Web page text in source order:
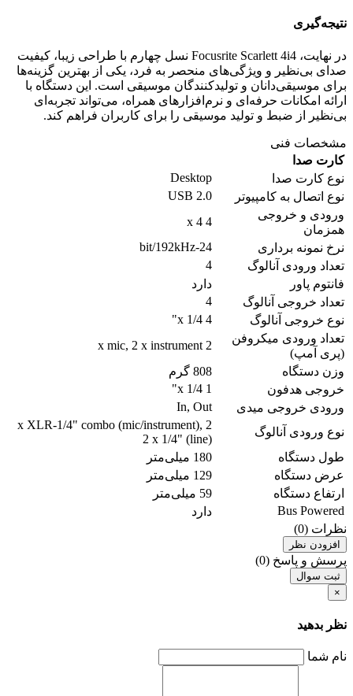
نتیجه‌گیری
در نهایت، Focusrite Scarlett 4i4 نسل چهارم با طراحی زیبا، کیفیت
صدای بی‌نظیر و ویژگی‌های منحصر به فرد، یکی از بهترین گزینه‌ها
برای موسیقی‌دانان و تولیدکنندگان موسیقی است. این دستگاه با
ارائه امکانات حرفه‌ای و نرم‌افزارهای همراه، می‌تواند تجربه‌ای
بی‌نظیر از ضبط و تولید موسیقی را برای کاربران فراهم کند.
مشخصات فنی
کارت صدا
نوع کارت صدا
Desktop
نوع اتصال به کامپیوتر
USB 2.0
ورودی و خروجی
همزمان
4 x 4
نرخ نمونه برداری
24-bit/192kHz
تعداد ورودی آنالوگ
4
فانتوم پاور
دارد
تعداد خروجی آنالوگ
4
نوع خروجی آنالوگ
4 x 1/4"
تعداد ورودی میکروفن
(پری آمپ)
2 x mic, 2 x instrument
وزن دستگاه
808 گرم
خروجی هدفون
1 x 1/4"
ورودی خروجی میدی
In, Out
نوع ورودی آنالوگ
2 x XLR-1/4" combo (mic/instrument),
2 x 1/4" (line)
طول دستگاه
180 میلی‌متر
عرض دستگاه
129 میلی‌متر
ارتفاع دستگاه
59 میلی‌متر
Bus Powered
دارد
نظرات (0)
افزودن نظر
پرسش و پاسخ (0)
ثبت سوال
×
نظر بدهید
نام شما